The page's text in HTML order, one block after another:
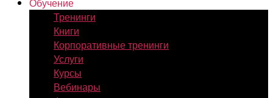
Обучение
Тренинги
Книги
Корпоративные тренинги
Услуги
Курсы
Вебинары